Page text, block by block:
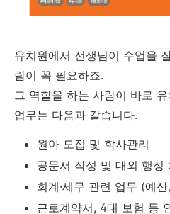
유치원에서 선생님이 수업을
람이 꼭 필요하죠.
그 역할을 하는 사람이 바로
업무는 다음과 같습니다.
원아 모집 및 학사관리
공문서 작성 및 대외 행정
회계·세무 관련 업무 (예
근로계약서, 4대 보험 등